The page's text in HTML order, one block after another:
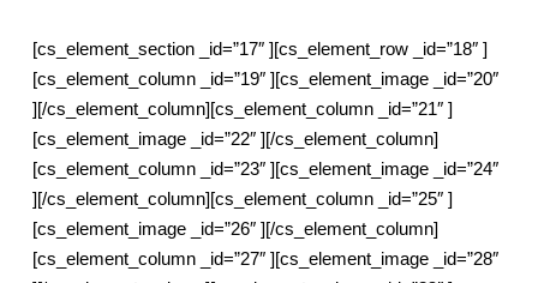
[cs_element_section _id=”17″ ][cs_element_row _id=”18″ ]
[cs_element_column _id=”19″ ][cs_element_image _id=”20″
][/cs_element_column][cs_element_column _id=”21″ ]
[cs_element_image _id=”22″ ][/cs_element_column]
[cs_element_column _id=”23″ ][cs_element_image _id=”24″
][/cs_element_column][cs_element_column _id=”25″ ]
[cs_element_image _id=”26″ ][/cs_element_column]
[cs_element_column _id=”27″ ][cs_element_image _id=”28″